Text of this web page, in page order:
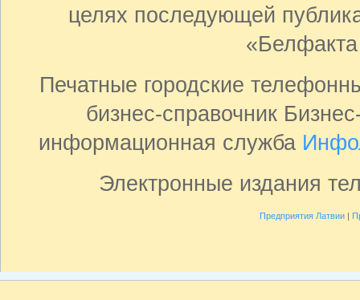
целях последующей
Печатные городские
бизнес-справочник
информационная служба
Электронные издания
Предприятия Латвии|